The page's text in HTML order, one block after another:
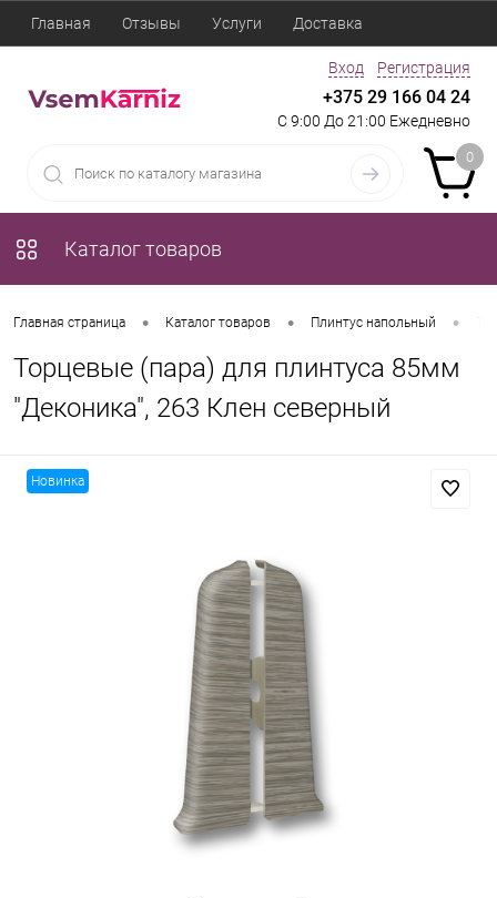
Главная Отзывы Услуги Доставка
Вход Регистрация
+375 29 166 04 24
С 9:00 До 21:00 Ежедневно
0
Каталог товаров
Главная страница • Каталог товаров • Плинтус напольный •
Торцевые (пара) для плинтуса 85мм
"Деконика", 263 Клен северный
Новинка